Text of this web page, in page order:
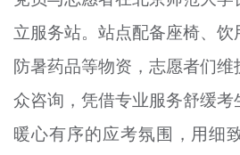
立服务站。站点配备座椅、饮
防暑药品等物资，志愿者们
众咨询，凭借专业服务舒缓
暖心有序的应考氛围，用细